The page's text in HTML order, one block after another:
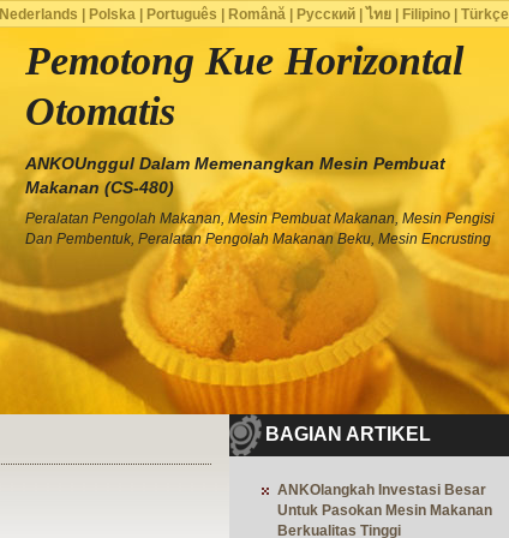
Pemotong Kue Horizontal
Otomatis
ANKOUnggul Dalam Memenangkan Mesin Pembuat
Makanan (CS-480)
Peralatan Pengolah Makanan, Mesin Pembuat Makanan, Mesin Pengisi
Dan Pembentuk, Peralatan Pengolah Makanan Beku, Mesin Encrusting
BAGIAN ARTIKEL
ANKOlangkah Investasi Besar
Untuk Pasokan Mesin Makanan
Berkualitas Tinggi
Nederlands Polska| Português Română| Русский| ไทย| Filipino| Türkçe